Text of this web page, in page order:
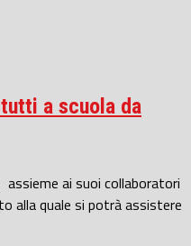
a scuola da
assieme ai suoi collaboratori
alla quale si potrà assistere